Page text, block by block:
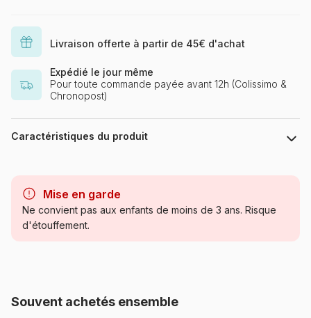
Livraison offerte à partir de 45€ d'achat
Expédié le jour même
Pour toute commande payée avant 12h (Colissimo &
Chronopost)
Caractéristiques du produit
Catégorie Puzzles - Indiens
Mise en garde
Ne convient pas aux enfants de moins de 3 ans. Risque
d'étouffement.
Souvent achetés ensemble